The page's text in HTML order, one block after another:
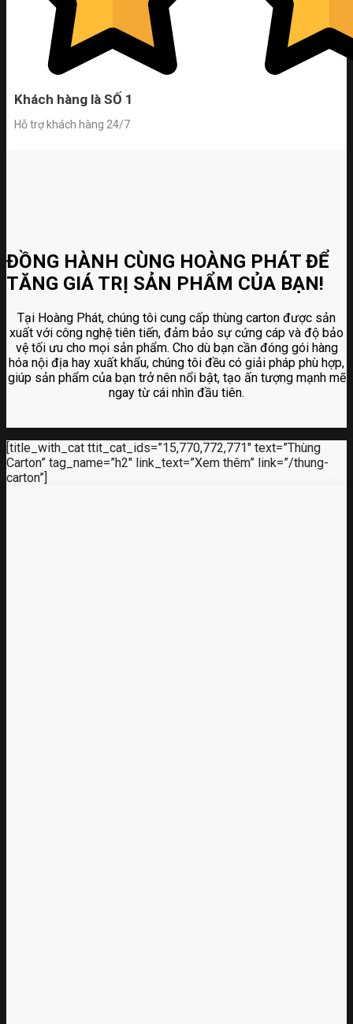
Khách hàng là SỐ 1
Hỗ trợ khách hàng 24/7
ĐỒNG HÀNH CÙNG HOÀNG PHÁT ĐỂ
TĂNG GIÁ TRỊ SẢN PHẨM CỦA BẠN!
Tại Hoàng Phát, chúng tôi cung cấp thùng carton được sản
xuất với công nghệ tiên tiến, đảm bảo sự cứng cáp và độ bảo
vệ tối ưu cho mọi sản phẩm. Cho dù bạn cần đóng gói hàng
hóa nội địa hay xuất khẩu, chúng tôi đều có giải pháp phù hợp,
giúp sản phẩm của bạn trở nên nổi bật, tạo ấn tượng mạnh mẽ
ngay từ cái nhìn đầu tiên.
[title_with_cat ttit_cat_ids=”15,770,772,771″ text=”Thùng
Carton” tag_name=”h2″ link_text=”Xem thêm” link=”/thung-
carton”]